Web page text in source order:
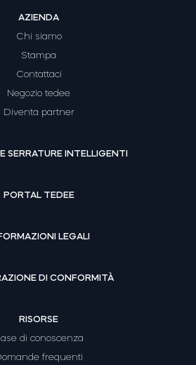
AZIENDA
Chi siamo
Stampa
Contattaci
Negozio tedee
Diventa partner
SERRATURE INTELLIGENTI
PORTAL TEDEE
LEGALI
DI CONFORMITÀ
RISORSE
di conoscenza
frequenti